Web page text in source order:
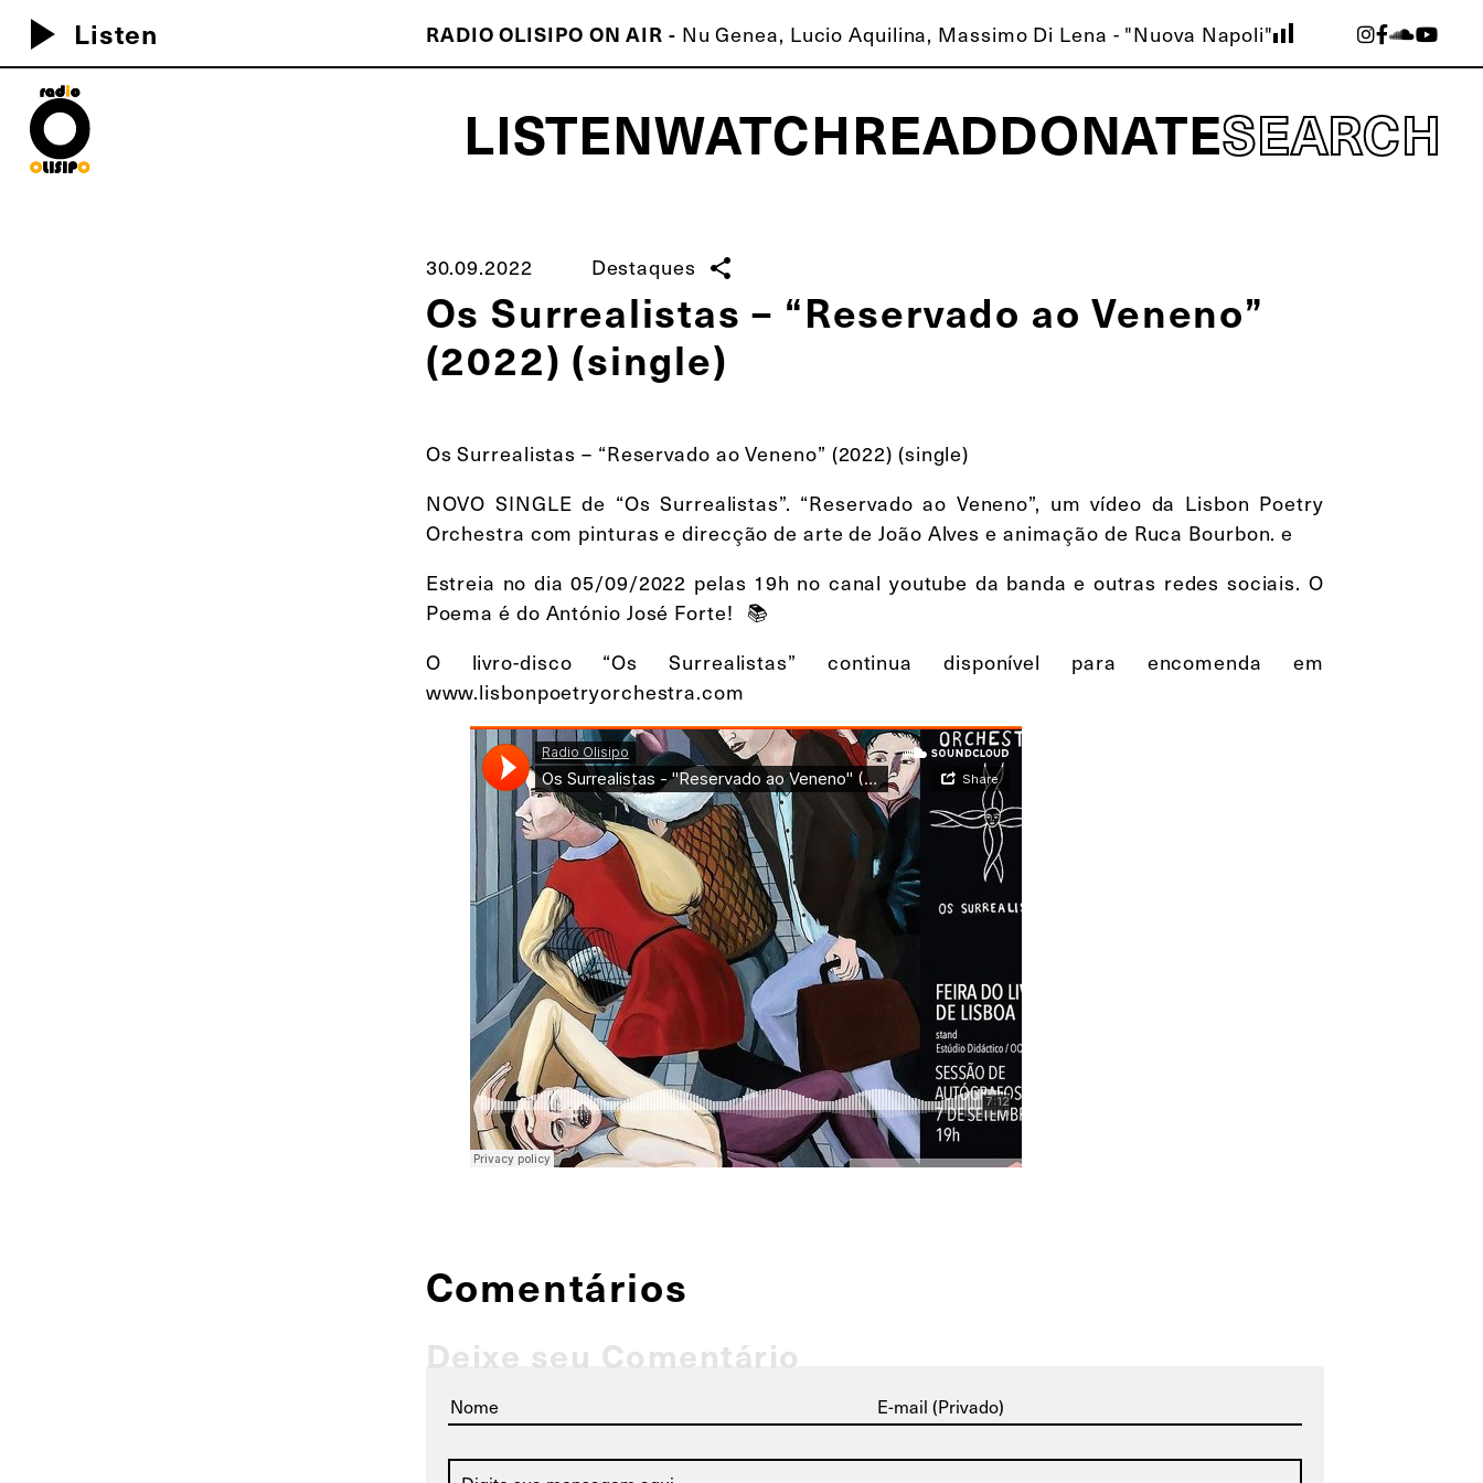
play_arrow Listen RADIO OLISIPO ON AIR - Nu Genea, Lucio Aquilina, Massimo Di Lena - "Nuova Napoli"
LISTENWATCHREADDONATESEARCH
30.09.2022 Destaques share
Os Surrealistas – “Reservado ao Veneno”
(2022) (single)
Os Surrealistas – “Reservado ao Veneno” (2022) (single)
NOVO SINGLE de “Os Surrealistas”. “Reservado ao Veneno”, um vídeo da Lisbon Poetry
Orchestra com pinturas e direcção de arte de João Alves e animação de Ruca Bourbon. e
Estreia no dia 05/09/2022 pelas 19h no canal youtube da banda e outras redes sociais. O
Poema é do António José Forte! 📚
O livro-disco “Os Surrealistas” continua disponível para encomenda em
www.lisbonpoetryorchestra.com
Comentários
Deixe seu Comentário